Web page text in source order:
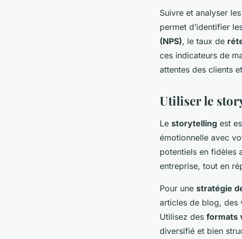
Suivre et analyser les
permet d’identifier
(NPS), le taux de
ces indicateurs de
attentes des clients
Utiliser le
Le storytelling est
émotionnelle avec
potentiels en fidèles
entreprise, tout en
Pour une stratégie
articles de blog, des
Utilisez des formats
diversifié et bien